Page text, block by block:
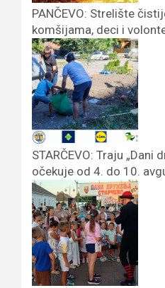
PANČEVO: Strelište
komšijama, deci i
STARČEVO: Traju „Dani
očekuje od 4. do 10.